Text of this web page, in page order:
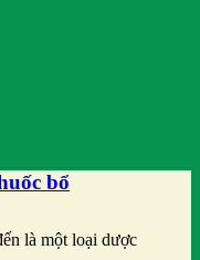
bổ
là một loại dược